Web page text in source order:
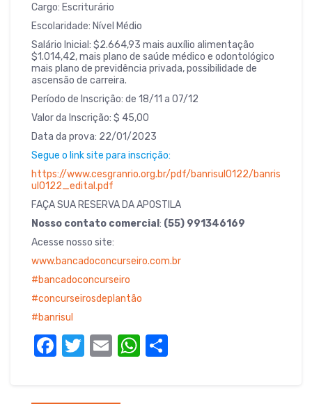
Cargo: Escriturário
Escolaridade: Nível Médio
Salário Inicial: $2.664,93 mais auxílio alimentação
$1.014,42, mais plano de saúde médico e odontológico
mais plano de previdência privada, possibilidade de
ascensão de carreira.
Período de Inscrição: de 18/11 a 07/12
Valor da Inscrição: $ 45,00
Data da prova: 22/01/2023
Segue o link site para inscrição:
https://www.cesgranrio.org.br/pdf/banrisul0122/banris
ul0122_edital.pdf
FAÇA SUA RESERVA DA APOSTILA
Nosso contato comercial : (55) 991346169
Acesse nosso site:
www.bancadoconcurseiro.com.br
#bancadoconcurseiro
#concurseirosdeplantão
#banrisul
F
T
E
W